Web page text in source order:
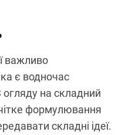
важливо
є водночас
на складний
формулювання
складні ідеї.